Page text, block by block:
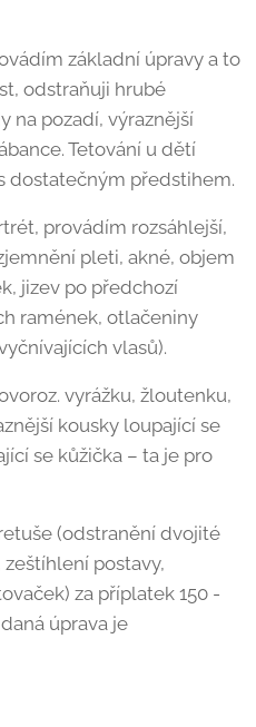
základní úpravy a to
odstraňuji hrubé
na pozadí, výraznější
Tetování u dětí
dostatečným předstihem.
provádím rozsáhlejší,
pleti, akné, objem
jizev po předchozí
ramének, otlačeniny
vlasů).
vyrážku, žloutenku,
kousky loupající se
se kůžička – ta je pro
(odstranění dvojité
postavy,
za příplatek 150 -
úprava je